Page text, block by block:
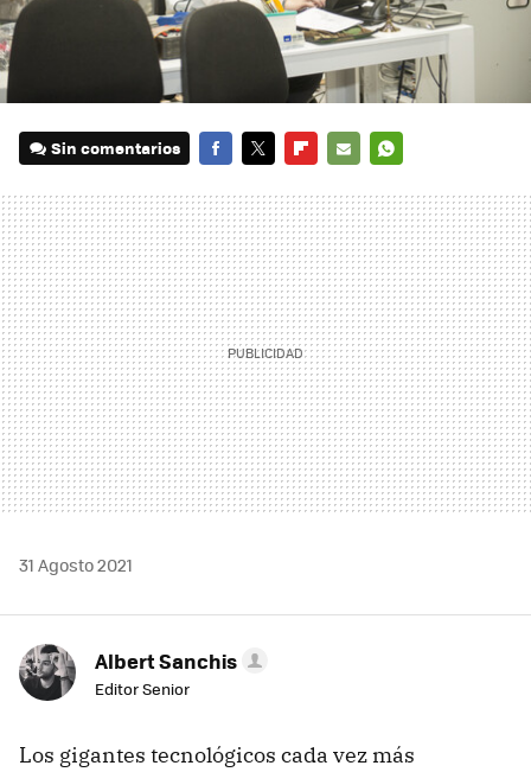
Sin comentarios
MAIL
31 Agosto 2021
Albert Sanchis
Editor Senior
Los gigantes tecnológicos cada vez más